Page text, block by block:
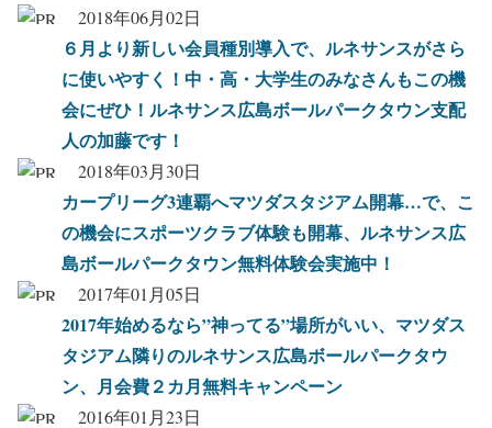
2018年06月02日
６月より新しい会員種別導入で、ルネサンスがさら
に使いやすく！中・高・大学生のみなさんもこの機
会にぜひ！ルネサンス広島ボールパークタウン支配
人の加藤です！
2018年03月30日
カープリーグ3連覇へマツダスタジアム開幕…で、こ
の機会にスポーツクラブ体験も開幕、ルネサンス広
島ボールパークタウン無料体験会実施中！
2017年01月05日
2017年始めるなら”神ってる”場所がいい、マツダス
タジアム隣りのルネサンス広島ボールパークタウ
ン、月会費２カ月無料キャンペーン
2016年01月23日